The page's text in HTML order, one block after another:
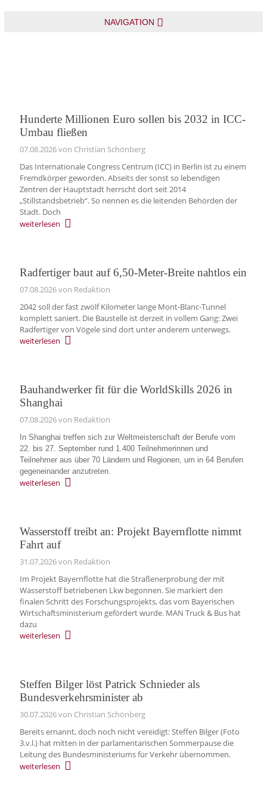
NAVIGATION
Hunderte Millionen Euro sollen bis 2032 in ICC-
Umbau fließen
07.08.2026von Christian Schönberg
Das Internationale Congress Centrum (ICC) in Berlin ist zu einem
Fremdkörper geworden. Abseits der sonst so lebendigen
Zentren der Hauptstadt herrscht dort seit 2014
„Stillstandsbetrieb“. So nennen es die leitenden Behörden der
Stadt. Doch
weiterlesen
Radfertiger baut auf 6,50-Meter-Breite nahtlos ein
07.08.2026von Redaktion
2042 soll der fast zwölf Kilometer lange Mont-Blanc-Tunnel
komplett saniert. Die Baustelle ist derzeit in vollem Gang: Zwei
Radfertiger von Vögele sind dort unter anderem unterwegs.
weiterlesen
Bauhandwerker fit für die WorldSkills 2026 in
Shanghai
07.08.2026von Redaktion
In Shanghai treffen sich zur Weltmeisterschaft der Berufe vom
22. bis 27. September rund 1.400 Teilnehmerinnen und
Teilnehmer aus über 70 Ländern und Regionen, um in 64 Berufen
gegeneinander anzutreten.
weiterlesen
Wasserstoff treibt an: Projekt Bayernflotte nimmt
Fahrt auf
31.07.2026von Redaktion
Im Projekt Bayernflotte hat die Straßenerprobung der mit
Wasserstoff betriebenen Lkw begonnen. Sie markiert den
finalen Schritt des Forschungsprojekts, das vom Bayerischen
Wirtschaftsministerium gefördert wurde. MAN Truck & Bus hat
dazu
weiterlesen
Steffen Bilger löst Patrick Schnieder als
Bundesverkehrsminister ab
30.07.2026von Christian Schönberg
Bereits ernannt, doch noch nicht vereidigt: Steffen Bilger (Foto
3.v.l.) hat mitten in der parlamentarischen Sommerpause die
Leitung des Bundesministeriums für Verkehr übernommen.
weiterlesen